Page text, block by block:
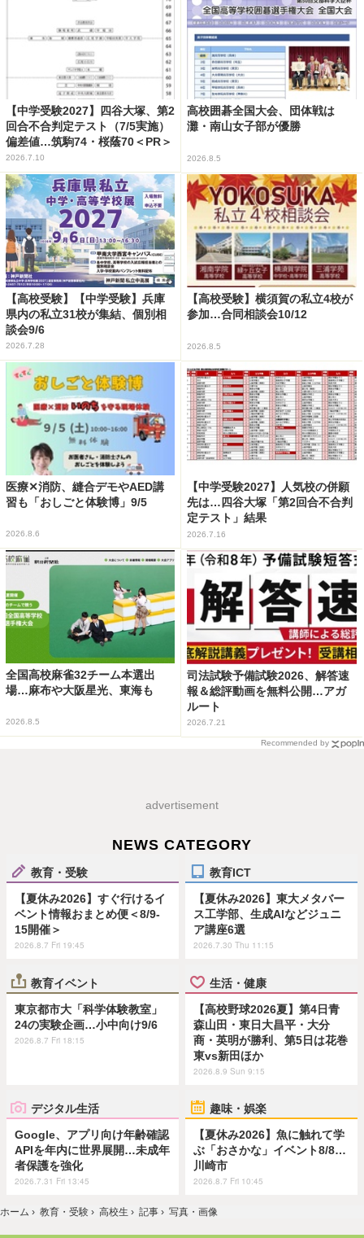
【中学受験2027】四谷大塚、第2
回合不合判定テスト（7/5実施）
偏差値…筑駒74・桜蔭70＜PR＞
2026.7.10
高校囲碁全国大会、団体戦は
灘・南山女子部が優勝
2026.8.5
【高校受験】【中学受験】兵庫
県内の私立31校が集結、個別相
談会9/6
2026.7.28
【高校受験】横須賀の私立4校が
参加…合同相談会10/12
2026.8.5
医療✕消防、縫合デモやAED講
習も「おしごと体験博」9/5
2026.8.6
【中学受験2027】人気校の併願
先は…四谷大塚「第2回合不合判
定テスト」結果
2026.7.16
全国高校麻雀32チーム本選出
場…麻布や大阪星光、東海も
2026.8.5
司法試験予備試験2026、解答速
報＆総評動画を無料公開…アガ
ルート
2026.7.21
Recommended by
advertisement
NEWS CATEGORY
教育・受験
【夏休み2026】すぐ行けるイ
ベント情報おまとめ便＜8/9-
15開催＞
2026.8.7 Fri 19:45
教育ICT
【夏休み2026】東大メタバー
ス工学部、生成AIなどジュニ
ア講座6選
2026.7.30 Thu 11:15
教育イベント
東京都市大「科学体験教室」
24の実験企画…小中向け9/6
2026.8.7 Fri 18:15
生活・健康
【高校野球2026夏】第4日青
森山田・東日大昌平・大分
商・英明が勝利、第5日は花巻
東vs新田ほか
2026.8.9 Sun 9:15
デジタル生活
Google、アプリ向け年齢確認
APIを年内に世界展開…未成年
者保護を強化
2026.7.31 Fri 13:45
趣味・娯楽
【夏休み2026】魚に触れて学
ぶ「おさかな」イベント8/8…
川崎市
2026.8.7 Fri 10:45
ホーム › 教育・受験 › 高校生 › 記事 › 写真・画像